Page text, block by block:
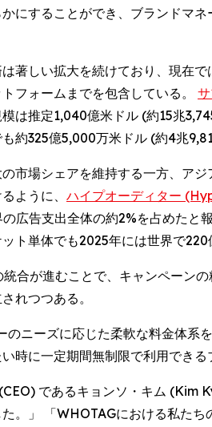
にすることができ、ブランドマ
著しい拡大を続けており、現在
フォームまでを包含している。
は推定1,040億米ドル (約15兆
約325億5,000万米ドル (約4兆
市場シェアを維持する一方、ア
ように、 ハイプオーディター
広告支出全体の約2%を占めたと
ト単体でも2025年には世界で
合が進むことで、キャンペーン
れつつある。
のニーズに応じた柔軟な料金体系
時に一定期間無制限で利用できる
であるキョンソ・キム (Kim
。」 「WHOTAGにおける私た